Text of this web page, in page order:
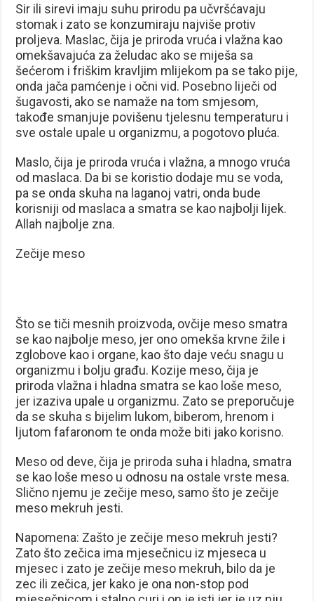
Sir ili sirevi imaju suhu prirodu pa učvršćavaju
stomak i zato se konzumiraju najviše protiv
proljeva. Maslac, čija je priroda vruća i vlažna kao
omekšavajuća za želudac ako se miješa sa
šećerom i friškim kravljim mlijekom pa se tako pije,
onda jača pamćenje i očni vid. Posebno liječi od
šugavosti, ako se namaže na tom smjesom,
takođe smanjuje povišenu tjelesnu temperaturu i
sve ostale upale u organizmu, a pogotovo pluća.
Maslo, čija je priroda vruća i vlažna, a mnogo vruća
od maslaca. Da bi se koristio dodaje mu se voda,
pa se onda skuha na laganoj vatri, onda bude
korisniji od maslaca a smatra se kao najbolji lijek.
Allah najbolje zna.
Zečije meso
Što se tiči mesnih proizvoda, ovčije meso smatra
se kao najbolje meso, jer ono omekša krvne žile i
zglobove kao i organe, kao što daje veću snagu u
organizmu i bolju građu. Kozije meso, čija je
priroda vlažna i hladna smatra se kao loše meso,
jer izaziva upale u organizmu. Zato se preporučuje
da se skuha s bijelim lukom, biberom, hrenom i
ljutom fafaronom te onda može biti jako korisno.
Meso od deve, čija je priroda suha i hladna, smatra
se kao loše meso u odnosu na ostale vrste mesa.
Slično njemu je zečije meso, samo što je zečije
meso mekruh jesti.
Napomena: Zašto je zečije meso mekruh jesti?
Zato što zečica ima mjesečnicu iz mjeseca u
mjesec i zato je zečije meso mekruh, bilo da je
zec ili zečica, jer kako je ona non-stop pod